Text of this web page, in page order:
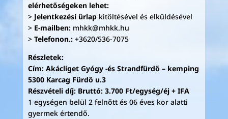
elérhetőségeken lehet:
> Jelentkezési űrlapkitöltésével és elküldésével
> E-mailben:mhkk@mhkk.hu
> Telefonon.:+3620/536-7075
Részletek:
Cím: Akácliget Gyógy -és Strandfürdő – kemping
5300 Karcag Fürdő u.3
Részvételi díj: Bruttó: 3.700 Ft/egység/éj + IFA
1 egységen belül 2 felnőtt és 06 éves kor alatti
gyermek értendő.